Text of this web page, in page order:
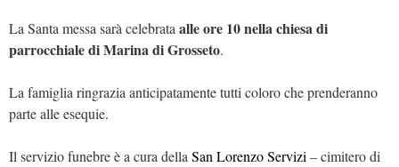
La Santa messa sarà celebrataalle ore 10 nella chiesa di
parrocchiale di Marina di Grosseto.
La famiglia ringrazia anticipatamente tutti coloro che prenderanno
parte alle esequie.
Il servizio funebre è a cura dellaSan Lorenzo Servizi– cimitero di